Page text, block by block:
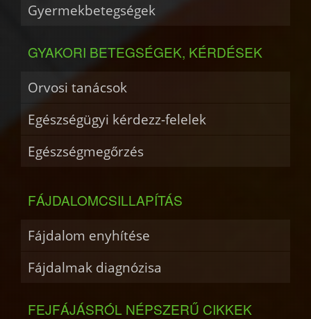
Gyermekbetegségek
GYAKORI BETEGSÉGEK, KÉRDÉSEK
Orvosi tanácsok
Egészségügyi kérdezz-felelek
Egészségmegőrzés
FÁJDALOMCSILLAPÍTÁS
Fájdalom enyhítése
Fájdalmak diagnózisa
FEJFÁJÁSRÓL NÉPSZERŰ CIKKEK